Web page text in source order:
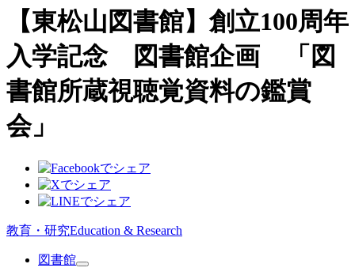
【東松山図書館】創立100周年
入学記念 図書館企画 「図
書館所蔵視聴覚資料の鑑賞
会」
教育・研究Education & Research
図書館